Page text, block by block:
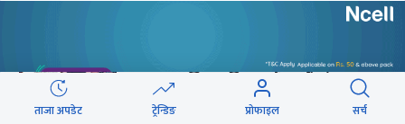
‘अस्थायी प्रकृतिको अध्यादेशले ऐनको
व्यवस्था विस्थापित गर्न सक्दैन’
ताजा अपडेट ट्रेन्डिङ प्रोफाइल सर्च